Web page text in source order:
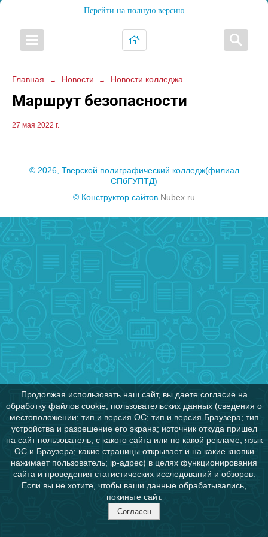
Перейти на полную версию
Главная → Новости → Новости колледжа
Маршрут безопасности
27 мая 2022 г.
© 2026, Тверской полиграфический колледж(филиал
СПбГУПТД)
© Конструктор сайтов Nubex.ru
Продолжая использовать наш сайт, вы даете согласие на
обработку файлов cookie, пользовательских данных (сведения о
местоположении; тип и версия ОС; тип и версия Браузера; тип
устройства и разрешение его экрана; источник откуда пришел
на сайт пользователь; с какого сайта или по какой рекламе; язык
ОС и Браузера; какие страницы открывает и на какие кнопки
нажимает пользователь; ip-адрес) в целях функционирования
сайта и проведения статистических исследований и обзоров.
Если вы не хотите, чтобы ваши данные обрабатывались,
покиньте сайт.
Согласен